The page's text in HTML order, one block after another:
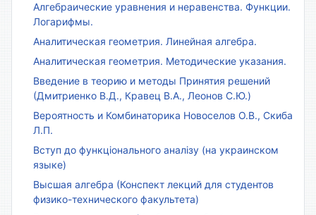
Алгебраические уравнения и неравенства. Функции.
Логарифмы.
Аналитическая геометрия. Линейная алгебра.
Аналитическая геометрия. Методические указания.
Введение в теорию и методы Принятия решений
(Дмитриенко В.Д., Кравец В.А., Леонов С.Ю.)
Вероятность и Комбинаторика Новоселов О.В., Скиба
Л.П.
Вступ до функціонального аналізу (на украинском
языке)
Высшая алгебра (Конспект лекций для студентов
физико-технического факультета)